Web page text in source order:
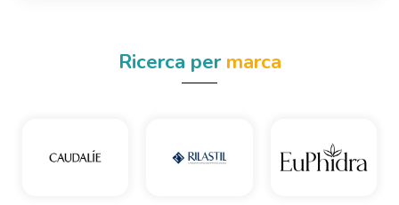
Ricerca permarca